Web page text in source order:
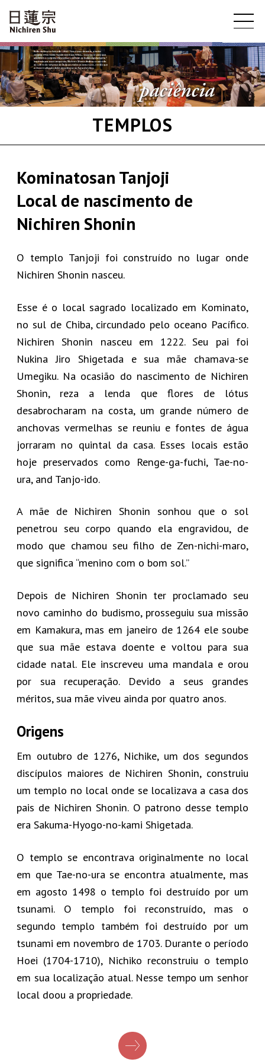
TEMPLOS
Kominatosan Tanjoji
Local de nascimento de
Nichiren Shonin
O templo Tanjoji foi construído no lugar onde
Nichiren Shonin nasceu.
Esse é o local sagrado localizado em Kominato,
no sul de Chiba, circundado pelo oceano Pacífico.
Nichiren Shonin nasceu em 1222. Seu pai foi
Nukina Jiro Shigetada e sua mãe chamava-se
Umegiku. Na ocasião do nascimento de Nichiren
Shonin, reza a lenda que flores de lótus
desabrocharam na costa, um grande número de
anchovas vermelhas se reuniu e fontes de água
jorraram no quintal da casa. Esses locais estão
hoje preservados como Renge-ga-fuchi, Tae-no-
ura, and Tanjo-ido.
A mãe de Nichiren Shonin sonhou que o sol
penetrou seu corpo quando ela engravidou, de
modo que chamou seu filho de Zen-nichi-maro,
que significa “menino com o bom sol.”
Depois de Nichiren Shonin ter proclamado seu
novo caminho do budismo, prosseguiu sua missão
em Kamakura, mas em janeiro de 1264 ele soube
que sua mãe estava doente e voltou para sua
cidade natal. Ele inscreveu uma mandala e orou
por sua recuperação. Devido a seus grandes
méritos, sua mãe viveu ainda por quatro anos.
Origens
Em outubro de 1276, Nichike, um dos segundos
discípulos maiores de Nichiren Shonin, construiu
um templo no local onde se localizava a casa dos
pais de Nichiren Shonin. O patrono desse templo
era Sakuma-Hyogo-no-kami Shigetada.
O templo se encontrava originalmente no local
em que Tae-no-ura se encontra atualmente, mas
em agosto 1498 o templo foi destruído por um
tsunami. O templo foi reconstruído, mas o
segundo templo também foi destruído por um
tsunami em novembro de 1703. Durante o período
Hoei (1704-1710), Nichiko reconstruiu o templo
em sua localização atual. Nesse tempo um senhor
local doou a propriedade.